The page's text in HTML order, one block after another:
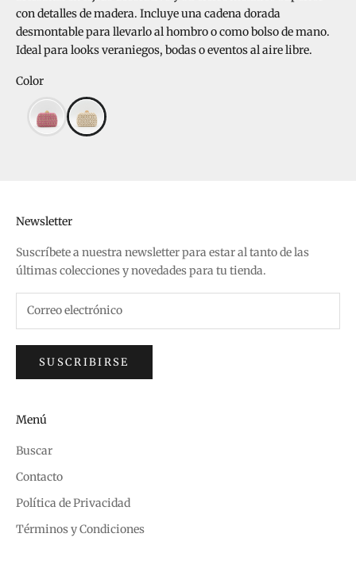
con detalles de madera. Incluye una cadena dorada
desmontable para llevarlo al hombro o como bolso de mano.
Ideal para looks veraniegos, bodas o eventos al aire libre.
Color
Newsletter
Suscríbete a nuestra newsletter para estar al tanto de las
últimas colecciones y novedades para tu tienda.
SUSCRIBIRSE
Menú
Buscar
Contacto
Política de Privacidad
Términos y Condiciones